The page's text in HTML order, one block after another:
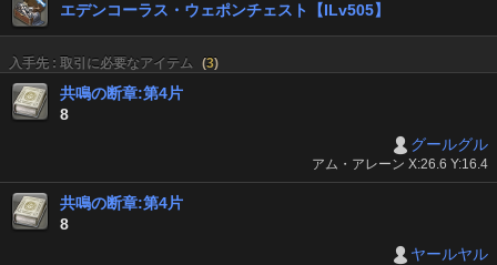
エデンコーラス・ウェポンチェスト【ILv505】
入手先 : 取引に必要なアイテム (3)
共鳴の断章:第4片
8
グールグル
アム・アレーン X:26.6 Y:16.4
共鳴の断章:第4片
8
ヤールヤル